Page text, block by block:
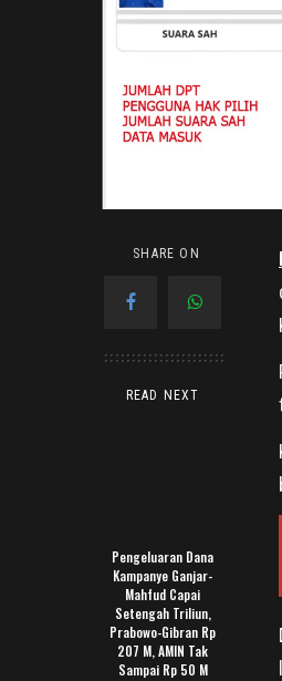
SHARE ON
READ NEXT
Pengeluaran Dana
Kampanye Ganjar-
Mahfud Capai
Setengah Triliun,
Prabowo-Gibran Rp
207 M, AMIN Tak
Sampai Rp 50 M